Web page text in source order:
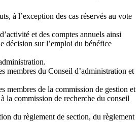
à l’exception des cas réservés au vote
et des comptes annuels ainsi
décision sur l’emploi du bénéfice
membres du Conseil d’administration et
membres de la commission de gestion et
la commission de recherche du conseil
du règlement de section, du règlement